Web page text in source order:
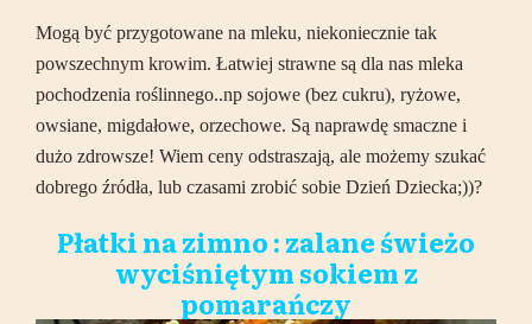
Mogą być przygotowane na mleku, niekoniecznie tak
powszechnym krowim. Łatwiej strawne są dla nas mleka
pochodzenia roślinnego..np sojowe (bez cukru), ryżowe,
owsiane, migdałowe, orzechowe. Są naprawdę smaczne i
dużo zdrowsze! Wiem ceny odstraszają, ale możemy szukać
dobrego źródła, lub czasami zrobić sobie Dzień Dziecka;))?
Płatki na zimno : zalane świeżo
wyciśniętym sokiem z
pomarańczy